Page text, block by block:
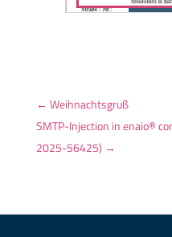
← Weihnachtsgruß
SMTP-Injection in enaio®
2025-56425) →